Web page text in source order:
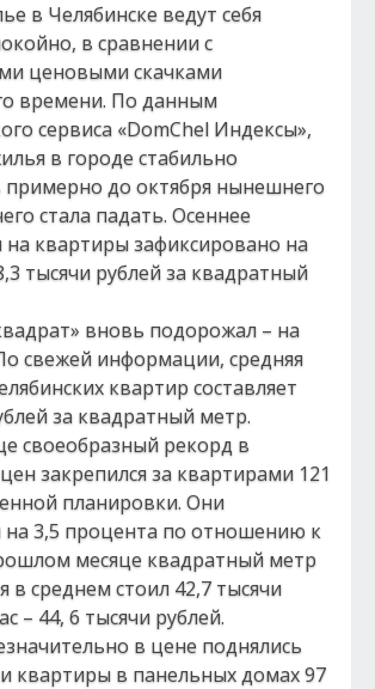
в Челябинске ведут себя
в сравнении с
ценовыми скачками
времени. По данным
сервиса «DomChel Индексы»,
в городе стабильно
до октября нынешнего
стала падать. Осеннее
на квартиры зафиксировано на
тысячи рублей за квадратный
вновь подорожал – на
свежей информации, средняя
квартир составляет
за квадратный метр.
своеобразный рекорд в
закрепился за квартирами 121
планировки. Они
3,5 процента по отношению к
месяце квадратный метр
в среднем стоил 42,7 тысячи
– 44, 6 тысячи рублей.
в цене поднялись
квартиры в панельных домах 97